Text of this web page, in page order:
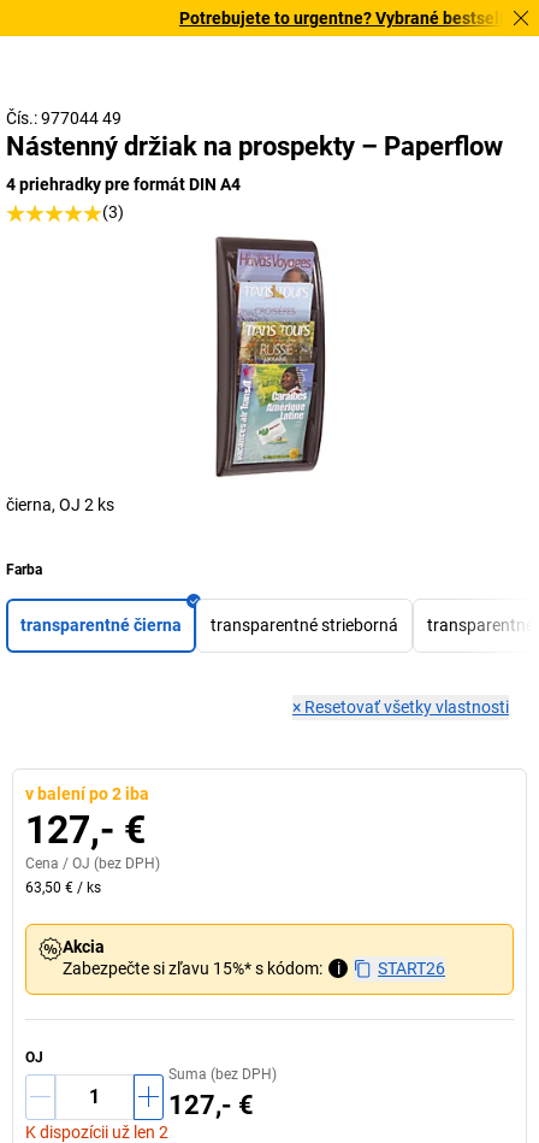
Potrebujete to urgentne? Vybrané bestsellery
Čís.: 977044 49
Nástenný držiak na prospekty – Paperflow
4 priehradky pre formát DIN A4
(3)
čierna, OJ 2 ks
Farba
transparentné čierna transparentné strieborná transparentné
× Resetovať všetky vlastnosti
v balení po 2 iba
127,- €
Cena / OJ (bez DPH)
63,50 € / ks
Akcia
Zabezpečte si zľavu 15%* s kódom:
i START26
OJ
K dispozícii už len 2
Suma (bez DPH)
127,- €